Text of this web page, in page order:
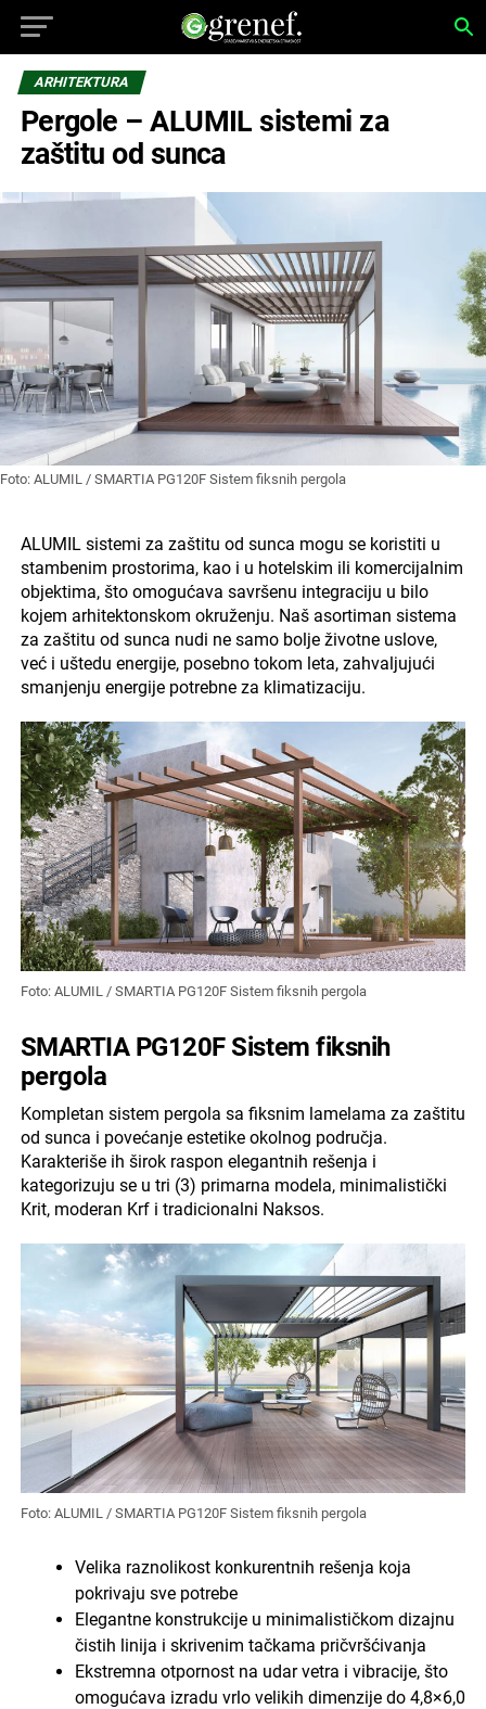
ARHITEKTURA
Pergole – ALUMIL sistemi za
zaštitu od sunca
Foto: ALUMIL / SMARTIA PG120F Sistem fiksnih pergola
ALUMIL sistemi za zaštitu od sunca mogu se koristiti u
stambenim prostorima, kao i u hotelskim ili komercijalnim
objektima, što omogućava savršenu integraciju u bilo
kojem arhitektonskom okruženju. Naš asortiman sistema
za zaštitu od sunca nudi ne samo bolje životne uslove,
već i uštedu energije, posebno tokom leta, zahvaljujući
smanjenju energije potrebne za klimatizaciju.
Foto: ALUMIL / SMARTIA PG120F Sistem fiksnih pergola
SMARTIA PG120F Sistem fiksnih
pergola
Kompletan sistem pergola sa fiksnim lamelama za zaštitu
od sunca i povećanje estetike okolnog područja.
Karakteriše ih širok raspon elegantnih rešenja i
kategorizuju se u tri (3) primarna modela, minimalistički
Krit, moderan Krf i tradicionalni Naksos.
Foto: ALUMIL / SMARTIA PG120F Sistem fiksnih pergola
Velika raznolikost konkurentnih rešenja koja
pokrivaju sve potrebe
Elegantne konstrukcije u minimalističkom dizajnu
čistih linija i skrivenim tačkama pričvršćivanja
Ekstremna otpornost na udar vetra i vibracije, što
omogućava izradu vrlo velikih dimenzije do 4,8×6,0